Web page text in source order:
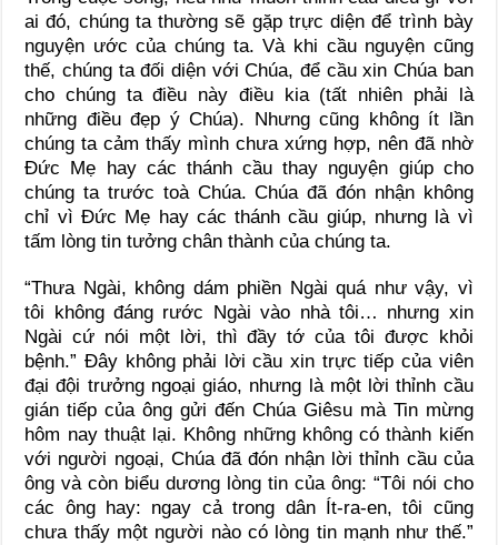
ai đó, chúng ta thường sẽ gặp trực diện để trình bày
nguyện ước của chúng ta. Và khi cầu nguyện cũng
thế, chúng ta đối diện với Chúa, để cầu xin Chúa ban
cho chúng ta điều này điều kia (tất nhiên phải là
những điều đẹp ý Chúa). Nhưng cũng không ít lần
chúng ta cảm thấy mình chưa xứng hợp, nên đã nhờ
Đức Mẹ hay các thánh cầu thay nguyện giúp cho
chúng ta trước toà Chúa. Chúa đã đón nhận không
chỉ vì Đức Mẹ hay các thánh cầu giúp, nhưng là vì
tấm lòng tin tưởng chân thành của chúng ta.
“Thưa Ngài, không dám phiền Ngài quá như vậy, vì
tôi không đáng rước Ngài vào nhà tôi… nhưng xin
Ngài cứ nói một lời, thì đầy tớ của tôi được khỏi
bệnh.” Đây không phải lời cầu xin trực tiếp của viên
đại đội trưởng ngoại giáo, nhưng là một lời thỉnh cầu
gián tiếp của ông gửi đến Chúa Giêsu mà Tin mừng
hôm nay thuật lại. Không những không có thành kiến
với người ngoại, Chúa đã đón nhận lời thỉnh cầu của
ông và còn biểu dương lòng tin của ông: “Tôi nói cho
các ông hay: ngay cả trong dân Ít-ra-en, tôi cũng
chưa thấy một người nào có lòng tin mạnh như thế.”